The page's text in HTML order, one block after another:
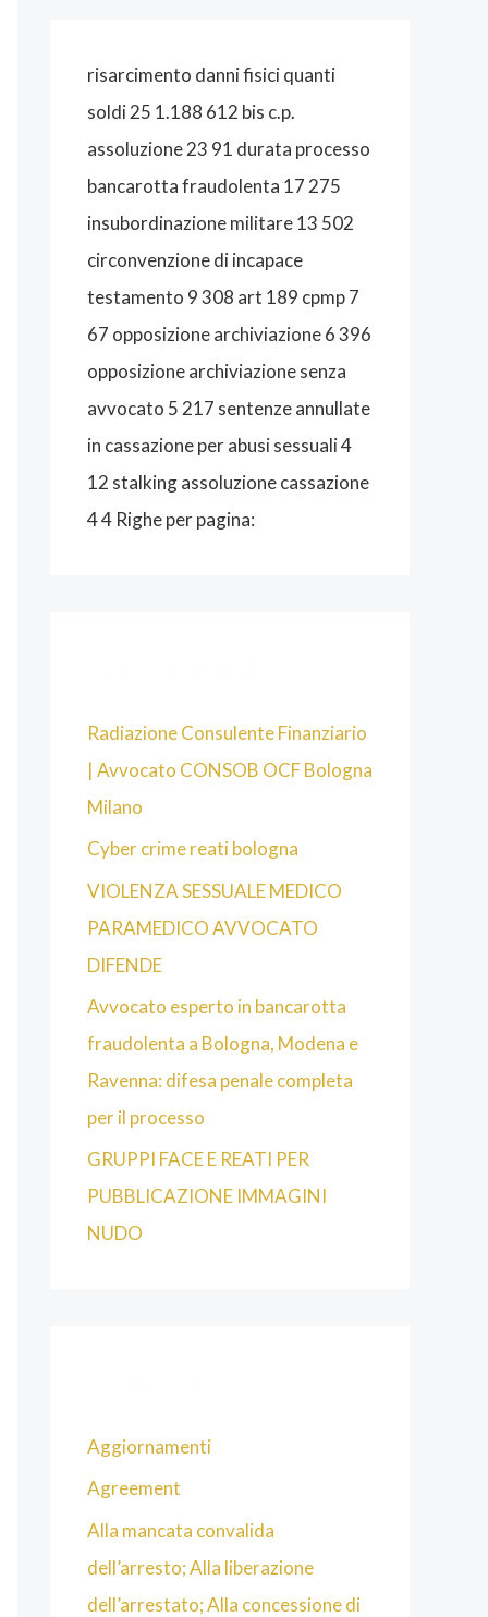
L
I
S
T
A
B
O
L
O
G
N
A
risarcimento danni fisici quanti
soldi 25 1.188 612 bis c.p.
assoluzione 23 91 durata processo
bancarotta fraudolenta 17 275
insubordinazione militare 13 502
circonvenzione di incapace
testamento 9 308 art 189 cpmp 7
67 opposizione archiviazione 6 396
opposizione archiviazione senza
avvocato 5 217 sentenze annullate
in cassazione per abusi sessuali 4
12 stalking assoluzione cassazione
4 4 Righe per pagina:
Radiazione Consulente Finanziario
| Avvocato CONSOB OCF Bologna
Milano
Cyber crime reati bologna
VIOLENZA SESSUALE MEDICO
PARAMEDICO AVVOCATO
DIFENDE
Avvocato esperto in bancarotta
fraudolenta a Bologna, Modena e
Ravenna: difesa penale completa
per il processo
GRUPPI FACE E REATI PER
PUBBLICAZIONE IMMAGINI
NUDO
Aggiornamenti
Agreement
Alla mancata convalida
dell’arresto; Alla liberazione
dell’arrestato; Alla concessione di